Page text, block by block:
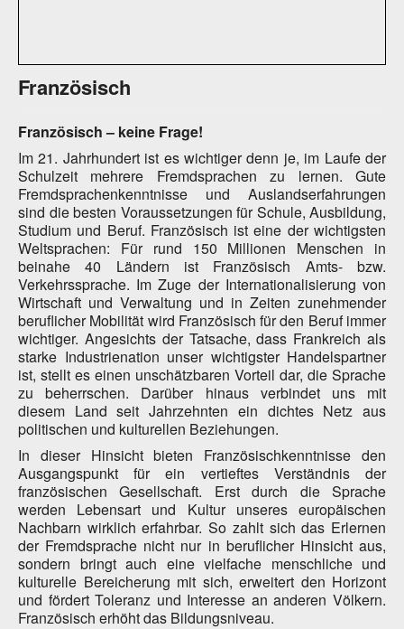
Französisch
Französisch – keine Frage!
Im 21. Jahrhundert ist es wichtiger denn je, im Laufe der
Schulzeit mehrere Fremdsprachen zu lernen. Gute
Fremdsprachenkenntnisse und Auslandserfahrungen
sind die besten Voraussetzungen für Schule, Ausbildung,
Studium und Beruf. Französisch ist eine der wichtigsten
Weltsprachen: Für rund 150 Millionen Menschen in
beinahe 40 Ländern ist Französisch Amts- bzw.
Verkehrssprache. Im Zuge der Internationalisierung von
Wirtschaft und Verwaltung und in Zeiten zunehmender
beruflicher Mobilität wird Französisch für den Beruf immer
wichtiger. Angesichts der Tatsache, dass Frankreich als
starke Industrienation unser wichtigster Handelspartner
ist, stellt es einen unschätzbaren Vorteil dar, die Sprache
zu beherrschen. Darüber hinaus verbindet uns mit
diesem Land seit Jahrzehnten ein dichtes Netz aus
politischen und kulturellen Beziehungen.
In dieser Hinsicht bieten Französischkenntnisse den
Ausgangspunkt für ein vertieftes Verständnis der
französischen Gesellschaft. Erst durch die Sprache
werden Lebensart und Kultur unseres europäischen
Nachbarn wirklich erfahrbar. So zahlt sich das Erlernen
der Fremdsprache nicht nur in beruflicher Hinsicht aus,
sondern bringt auch eine vielfache menschliche und
kulturelle Bereicherung mit sich, erweitert den Horizont
und fördert Toleranz und Interesse an anderen Völkern.
Französisch erhöht das Bildungsniveau.